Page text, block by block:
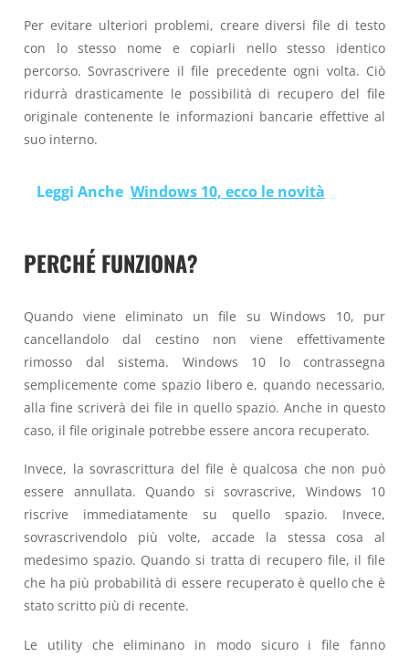
Per evitare ulteriori problemi, creare diversi file di testo
con lo stesso nome e copiarli nello stesso identico
percorso. Sovrascrivere il file precedente ogni volta. Ciò
ridurrà drasticamente le possibilità di recupero del file
originale contenente le informazioni bancarie effettive al
suo interno.
Leggi Anche Windows 10, ecco le novità
PERCHÉ FUNZIONA?
Quando viene eliminato un file su Windows 10, pur
cancellandolo dal cestino non viene effettivamente
rimosso dal sistema. Windows 10 lo contrassegna
semplicemente come spazio libero e, quando necessario,
alla fine scriverà dei file in quello spazio. Anche in questo
caso, il file originale potrebbe essere ancora recuperato.
Invece, la sovrascrittura del file è qualcosa che non può
essere annullata. Quando si sovrascrive, Windows 10
riscrive immediatamente su quello spazio. Invece,
sovrascrivendolo più volte, accade la stessa cosa al
medesimo spazio. Quando si tratta di recupero file, il file
che ha più probabilità di essere recuperato è quello che è
stato scritto più di recente.
Le utility che eliminano in modo sicuro i file fanno